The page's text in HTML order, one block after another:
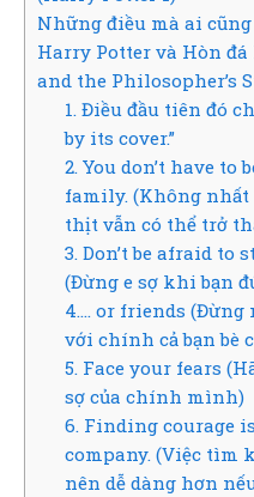
Những điều mà ai
Harry Potter và Hòn
and the Philosopher’s
1. Điều đầu tiên đó
by its cover.”
2. You don’t have to
family. (Không
thịt vẫn có thể trở
3. Don’t be afraid to
(Đừng e sợ khi bạn
4…. or friends
với chính cả bạn bè
5. Face your fears
sợ của chính mình)
6. Finding courage
company. (Việc tìm
nên dễ dàng hơn